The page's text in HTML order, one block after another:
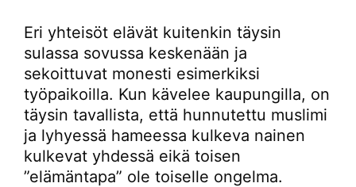
Eri yhteisöt elävät kuitenkin täysin
sulassa sovussa keskenään ja
sekoittuvat monesti esimerkiksi
työpaikoilla. Kun kävelee kaupungilla, on
täysin tavallista, että hunnutettu muslimi
ja lyhyessä hameessa kulkeva nainen
kulkevat yhdessä eikä toisen
”elämäntapa” ole toiselle ongelma.